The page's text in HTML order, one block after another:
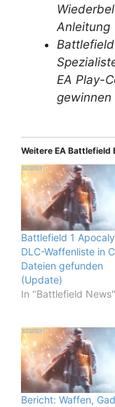
Anleitung
EA Play-
gewinnen
Weitere EA Battlefield
Battlefield 1
DLC-Waffenliste in
Dateien gefunden
(Update)
In "Battlefield News"
Bericht: Waffen,